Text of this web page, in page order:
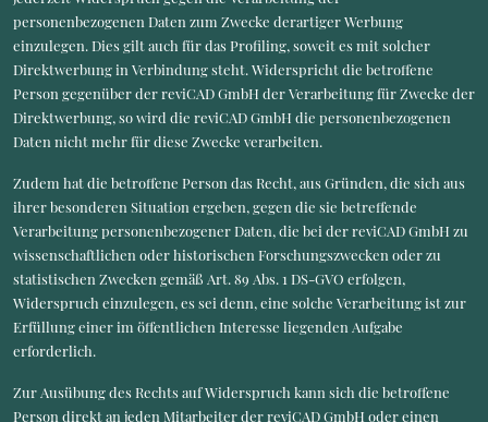
personenbezogenen Daten zum Zwecke derartiger Werbung
einzulegen. Dies gilt auch für das Profiling, soweit es mit solcher
Direktwerbung in Verbindung steht. Widerspricht die betroffene
Person gegenüber der reviCAD GmbH der Verarbeitung für Zwecke der
Direktwerbung, so wird die reviCAD GmbH die personenbezogenen
Daten nicht mehr für diese Zwecke verarbeiten.
Zudem hat die betroffene Person das Recht, aus Gründen, die sich aus
ihrer besonderen Situation ergeben, gegen die sie betreffende
Verarbeitung personenbezogener Daten, die bei der reviCAD GmbH zu
wissenschaftlichen oder historischen Forschungszwecken oder zu
statistischen Zwecken gemäß Art. 89 Abs. 1 DS-GVO erfolgen,
Widerspruch einzulegen, es sei denn, eine solche Verarbeitung ist zur
Erfüllung einer im öffentlichen Interesse liegenden Aufgabe
erforderlich.
Zur Ausübung des Rechts auf Widerspruch kann sich die betroffene
Person direkt an jeden Mitarbeiter der reviCAD GmbH oder einen